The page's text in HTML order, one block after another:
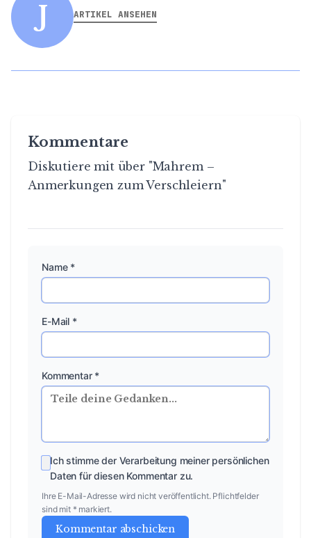
J ARTIKEL ANSEHEN
Kommentare
Diskutiere mit über "Mahrem –
Anmerkungen zum Verschleiern"
Name *
E-Mail *
Kommentar *
Ich stimme der Verarbeitung meiner persönlichen
Daten für diesen Kommentar zu.
Ihre E-Mail-Adresse wird nicht veröffentlicht. Pflichtfelder
sind mit * markiert.
Kommentar abschicken